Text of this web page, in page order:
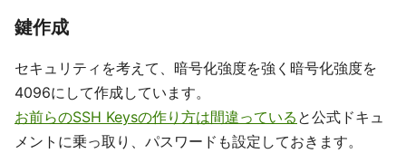
鍵作成
セキュリティを考えて、暗号化強度を強く暗号化強度を
4096にして作成しています。
お前らのSSH Keysの作り方は間違っている と公式ドキュ
メントに乗っ取り、パスワードも設定しておきます。